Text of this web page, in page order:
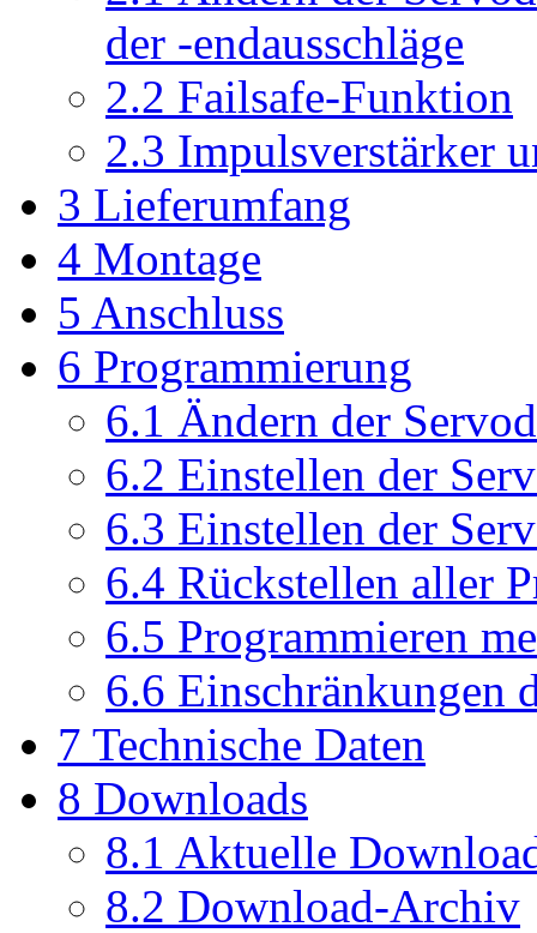
der -endausschläge
2.2 Failsafe-Funktion
2.3 Impulsverstärker
3 Lieferumfang
4 Montage
5 Anschluss
6 Programmierung
6.1 Ändern der
6.2 Einstellen der
6.3 Einstellen der
6.4 Rückstellen aller
6.5 Programmieren
6.6 Einschränkungen
7 Technische Daten
8 Downloads
8.1 Aktuelle
8.2 Download-Archiv